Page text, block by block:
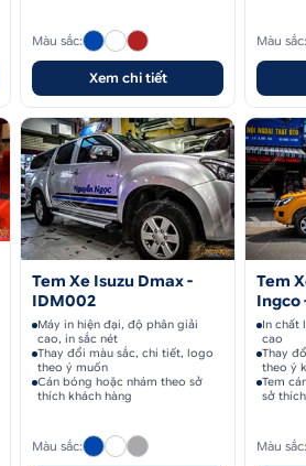
Màu sắc:
Xem chi tiết
Màu sắc:
Tem Xe Isuzu Dmax -
IDM002
Máy in hiện đại, độ phân giải
cao, in sắc nét
Thay đổi màu sắc, chi tiết, logo
theo ý muốn
Cán bóng hoặc nhám theo sở
thích khách hàng
Màu sắc:
Tem
Ingco
In chất
cao
Thay
theo ý
Tem
sở
Màu sắc: